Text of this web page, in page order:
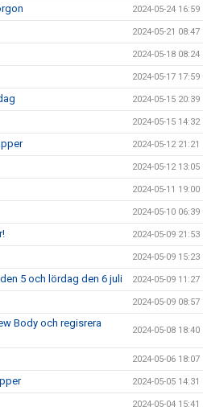
2024-05-24 16:59
2024-05-21 08:47
2024-05-18 08:24
2024-05-17 17:59
2024-05-15 20:39
2024-05-15 14:32
2024-05-12 21:21
2024-05-12 13:05
2024-05-11 19:00
2024-05-10 06:39
2024-05-09 21:53
2024-05-09 15:23
5 och lördag den 6 juli 2024-05-09 11:27
2024-05-09 08:57
Body och regisrera
2024-05-08 18:40
2024-05-06 18:07
2024-05-05 14:31
2024-05-04 15:41